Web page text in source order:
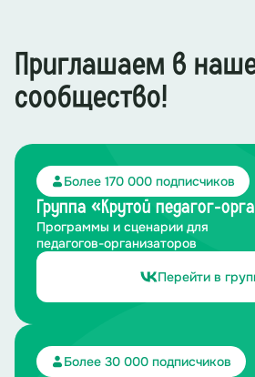
Приглашаем в
сообщество!
Более 170 000 подписчиков
Группа «Крутой педагог-
Программы и сценарии для
педагогов-организаторов
Перейти в
Более 30 000 подписчиков